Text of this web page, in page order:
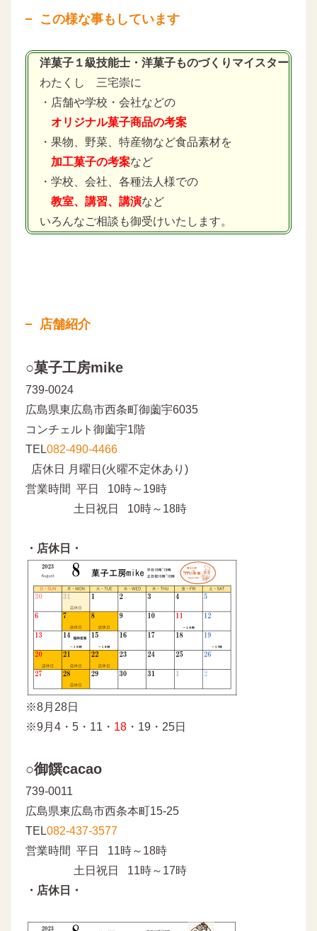
この様な事もしています
洋菓子１級技能士・洋菓子ものづくりマイスター
わたくし 三宅崇に
・店舗や学校・会社などの
オリジナル菓子商品の考案
・果物、野菜、特産物など食品素材を
加工菓子の考案など
・学校、会社、各種法人様での
教室、講習、講演など
いろんなご相談も御受けいたします。
店舗紹介
○菓子工房mike
739-0024
広島県東広島市西条町御薗宇6035
コンチェルト御薗宇1階
TEL082-490-4466
店休日 月曜日(火曜不定休あり)
営業時間 平日 10時～19時
土日祝日 10時～18時
・店休日・
※8月28日
※9月4・5・11・ 18 ・19・25日
○御饌cacao
739-0011
広島県東広島市西条本町15-25
TEL082-437-3577
営業時間 平日 11時～18時
土日祝日 11時～17時
・店休日・